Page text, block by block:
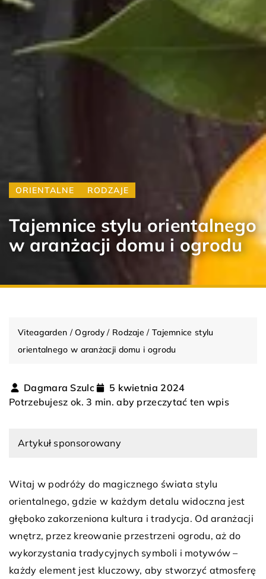
ORIENTALNE RODZAJE
Tajemnice stylu orientalnego
w aranżacji domu i ogrodu
Viteagarden /Ogrody/ Rodzaje / Tajemnice stylu
orientalnego w aranżacji domu i ogrodu
Dagmara Szulc
5 kwietnia 2024
Potrzebujesz ok. 3 min. aby przeczytać ten wpis
Artykuł sponsorowany
Witaj w podróży do magicznego świata stylu
orientalnego, gdzie w każdym detalu widoczna jest
głęboko zakorzeniona kultura i tradycja. Od aranżacji
wnętrz, przez kreowanie przestrzeni ogrodu, aż do
wykorzystania tradycyjnych symboli i motywów –
każdy element jest kluczowy, aby stworzyć atmosferę